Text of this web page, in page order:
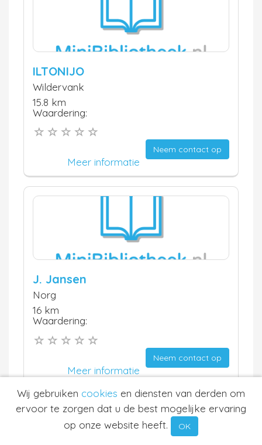
ILTONIJO
Wildervank
15.8 km
Waardering:
Neem contact op
Meer informatie
J. Jansen
Norg
16 km
Waardering:
Neem contact op
Meer informatie
Wij gebruiken cookies en diensten van derden om
ervoor te zorgen dat u de best mogelijke ervaring
op onze website heeft.
OK